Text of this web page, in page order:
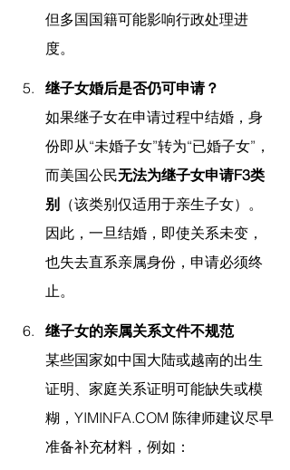
但多国国籍可能影响行政处理进
度。
继子女婚后是否仍可申请？
如果继子女在申请过程中结婚，身
份即从“未婚子女”转为“已婚子女”，
而美国公民无法为继子女申请F3类
别 （该类别仅适用于亲生子女）。
因此，一旦结婚，即使关系未变，
也失去直系亲属身份，申请必须终
止。
继子女的亲属关系文件不规范
某些国家如中国大陆或越南的出生
证明、家庭关系证明可能缺失或模
糊， YIMINFA.COM 陈律师建议尽早
准备补充材料，例如：